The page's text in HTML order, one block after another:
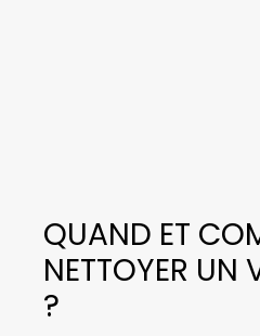
QUAND ET
NETTOYER UN
?